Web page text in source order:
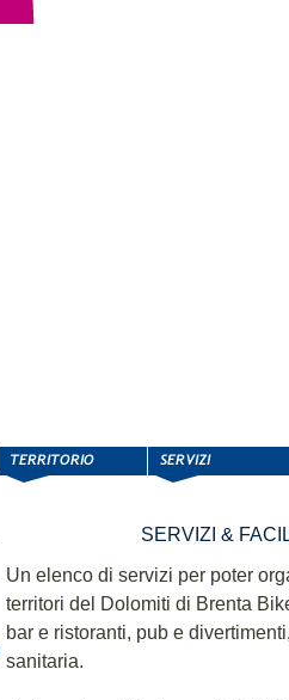
SERVIZI &
Un elenco di servizi per poter
territori del Dolomiti di Brenta
bar e ristoranti, pub e
sanitaria.